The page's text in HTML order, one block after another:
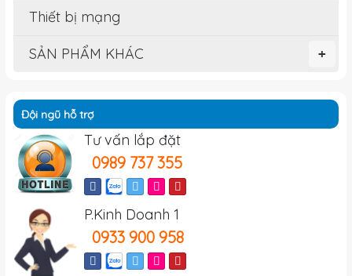
Thiết bị mạng
+
SẢN PHẨM KHÁC
Đội ngũ hỗ trợ
Tư vấn lắp đặt
0989 737 355
P.Kinh Doanh 1
0933 900 958